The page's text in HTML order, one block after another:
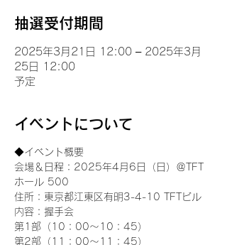
抽選受付期間
2025年3月21日 12:00 – 2025年3月
25日 12:00
予定
イベントについて
◆イベント概要
会場＆日程：2025年4月6日（日）＠TFT
ホール 500
住所：東京都江東区有明3-4-10 TFTビル
内容：握手会
第1部（10：00～10：45）
第2部（11：00～11：45）